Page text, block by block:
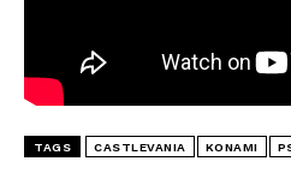
TAGS CASTLEVANIA KONAMI